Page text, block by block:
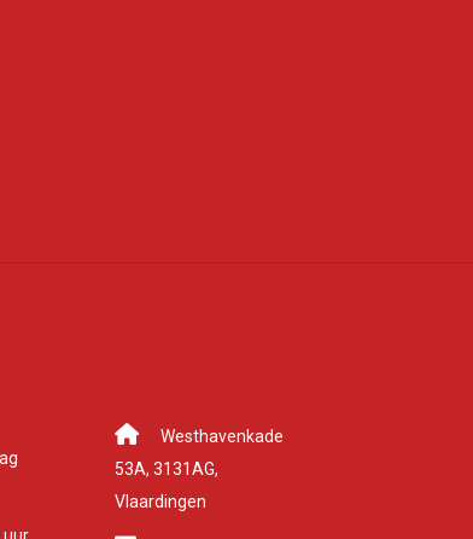
uur
Westhavenkade
53A, 3131AG,
Vlaardingen